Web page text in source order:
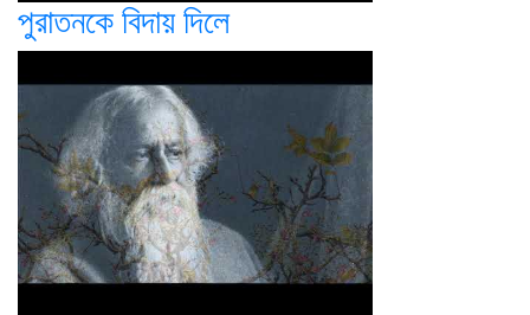
পুরাতনকে বিদায় দিলে